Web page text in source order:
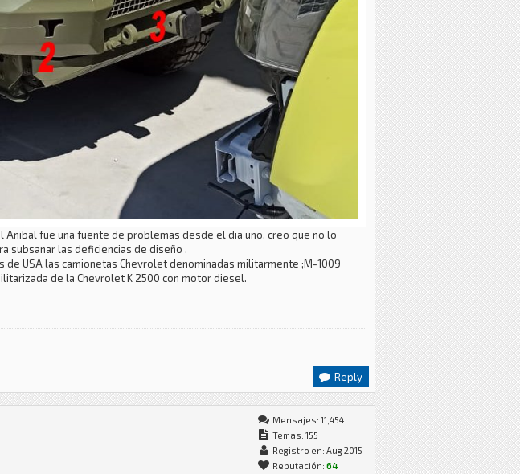
fue una fuente de problemas desde el dia uno, creo que no lo
subsanar las deficiencias de diseño .
USA las camionetas Chevrolet denominadas militarmente ;M-1009
de la Chevrolet K 2500 con motor diesel.
Reply
Mensajes: 11,454
Temas: 155
Registro en: Aug 2015
Reputación: 64